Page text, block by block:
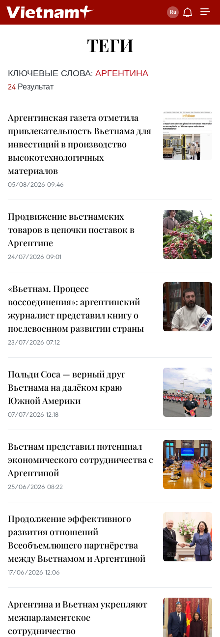
ТЕГИ
КЛЮЧЕВЫЕ СЛОВА: АРГЕНТИНА
24 Результат
Аргентинская газета отметила
привлекательность Вьетнама для
инвестиций в производство
высокотехнологичных
материалов
05/08/2026 09:46
Продвижение вьетнамских
товаров в цепочки поставок в
Аргентине
24/07/2026 09:01
«Вьетнам. Процесс
воссоединения»: аргентинский
журналист представил книгу о
послевоенном развитии страны
23/07/2026 07:12
Польди Соса — верный друг
Вьетнама на далёком краю
Южной Америки
07/07/2026 12:18
Вьетнам представил потенциал
экономического сотрудничества с
Аргентиной
25/06/2026 08:22
Продолжение эффективного
развития отношений
Всеобъемлющего партнёрства
между Вьетнамом и Аргентиной
17/06/2026 12:06
Аргентина и Вьетнам укрепляют
межпарламентское
сотрудничество